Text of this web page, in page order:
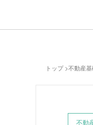
トップ 不動産
不動